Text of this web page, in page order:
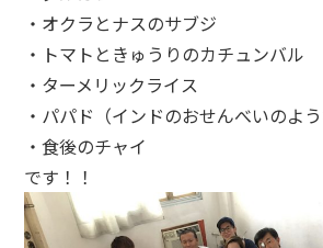
・オクラとナスのサブジ
・トマトときゅうりのカチュンバル
・ターメリックライス
・パパド（インドのおせんべいのよう
・食後のチャイ
です！！